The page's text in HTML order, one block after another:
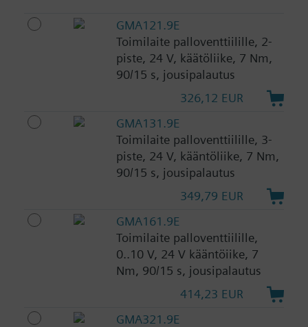
GMA121.9E
Toimilaite palloventtiilille, 2-
piste, 24 V, käätöliike, 7 Nm,
90/15 s, jousipalautus
326,12 EUR
GMA131.9E
Toimilaite palloventtiilille, 3-
piste, 24 V, kääntöliike, 7 Nm,
90/15 s, jousipalautus
349,79 EUR
GMA161.9E
Toimilaite palloventtiilille,
0..10 V, 24 V kääntöiike, 7
Nm, 90/15 s, jousipalautus
414,23 EUR
GMA321.9E